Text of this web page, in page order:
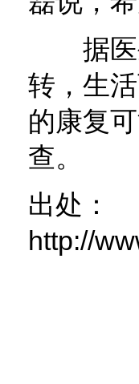
据医生
转，生
的康复
查。
出处：
http://